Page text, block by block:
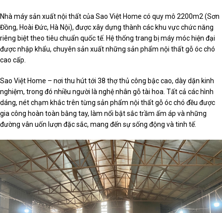
Nhà máy sản xuất nội thất của Sao Việt Home có quy mô 2200m2 (Sơn
Đồng, Hoài Đức, Hà Nội), được xây dựng thành các khu vực chức năng
riêng biệt theo tiêu chuẩn quốc tế. Hệ thống trang bị máy móc hiện đại
được nhập khẩu, chuyên sản xuất những sản phẩm nội thất gỗ óc chó
cao cấp.
Sao Việt Home – nơi thu hút tới 38 thợ thủ công bậc cao, dày dặn kinh
nghiệm, trong đó nhiều người là nghệ nhân gỗ tài hoa. Tất cả các hình
dáng, nét chạm khắc trên từng sản phẩm nội thất gỗ óc chó đều được
gia công hoàn toàn bằng tay, làm nổi bật sắc trầm ấm áp và những
đường vân uốn lượn đặc sắc, mang đến sự sống động và tinh tế.